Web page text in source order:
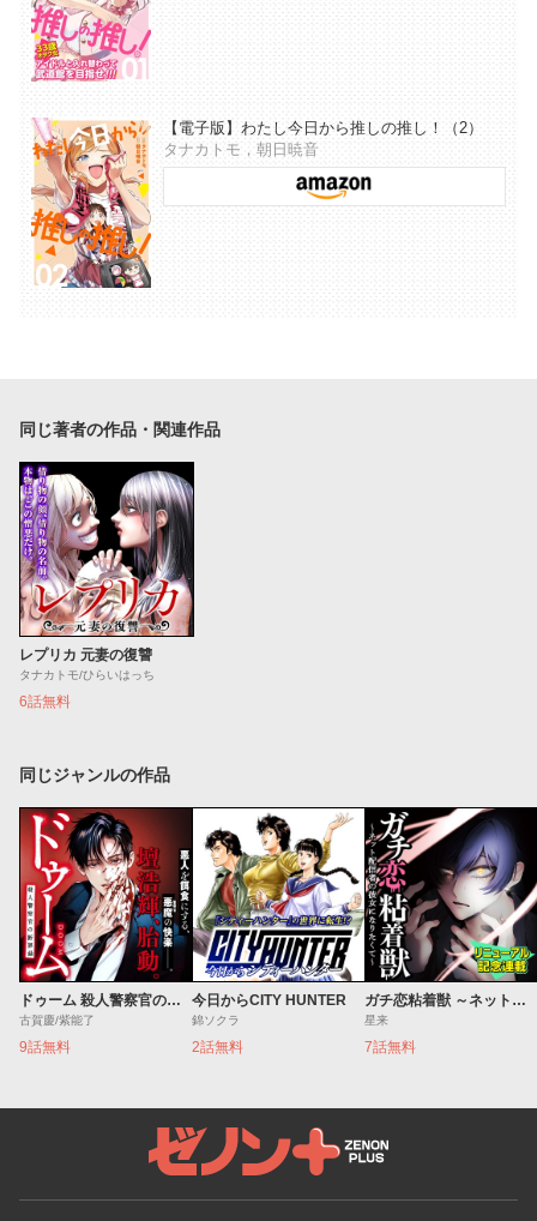
【電子版】わたし今日から推しの推し！（2）
タナカトモ，朝日暁音
同じ著者の作品・関連作品
レプリカ 元妻の復讐
タナカトモ/ひらいはっち
6話無料
同じジャンルの作品
ドゥーム 殺人警察官の断罪録
古賀慶/紫能了
9話無料
今日からCITY HUNTER
錦ソクラ
2話無料
ガチ恋粘着獣 ～ネット配信者の彼女になりたくて～
星来
7話無料
ゼノンプラス